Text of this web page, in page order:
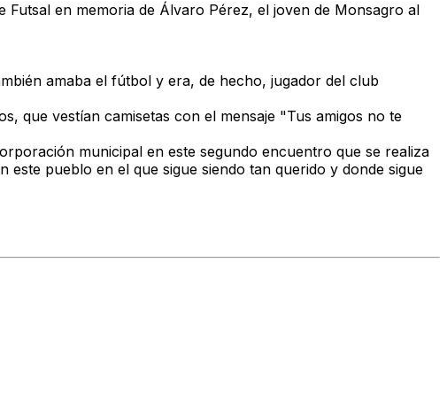
Futsal en memoria de Álvaro Pérez, el joven de Monsagro al
amaba el fútbol y era, de hecho, jugador del club
que vestían camisetas con el mensaje "Tus amigos no te
municipal en este segundo encuentro que se realiza
pueblo en el que sigue siendo tan querido y donde sigue